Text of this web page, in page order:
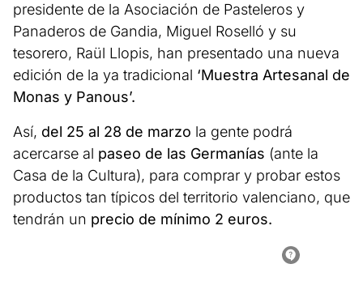
presidente de la Asociación de Pasteleros y
Panaderos de Gandia, Miguel Roselló y su
tesorero, Raül Llopis, han presentado una nueva
edición de la ya tradicional ‘Muestra Artesanal de
Monas y Panous’.
Así, del 25 al 28 de marzo la gente podrá
acercarse al paseo de las Germanías (ante la
Casa de la Cultura), para comprar y probar estos
productos tan típicos del territorio valenciano, que
tendrán un precio de mínimo 2 euros.